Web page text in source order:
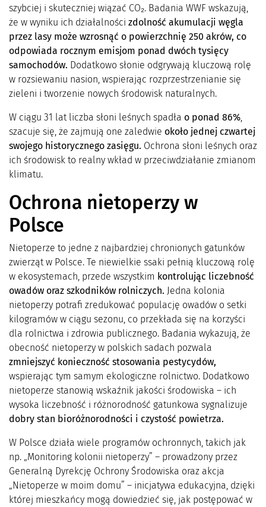
szybciej i skuteczniej wiązać CO₂. Badania WWF wskazują,
że w wyniku ich działalności zdolność akumulacji węgla
przez lasy może wzrosnąć o powierzchnię 250 akrów, co
odpowiada rocznym emisjom ponad dwóch tysięcy
samochodów. Dodatkowo słonie odgrywają kluczową rolę
w rozsiewaniu nasion, wspierając rozprzestrzenianie się
zieleni i tworzenie nowych środowisk naturalnych.
W ciągu 31 lat liczba słoni leśnych spadła o ponad 86%,
szacuje się, że zajmują one zaledwie około jednej czwartej
swojego historycznego zasięgu. Ochrona słoni leśnych oraz
ich środowisk to realny wkład w przeciwdziałanie zmianom
klimatu.
Ochrona nietoperzy w
Polsce
Nietoperze to jedne z najbardziej chronionych gatunków
zwierząt w Polsce. Te niewielkie ssaki pełnią kluczową rolę
w ekosystemach, przede wszystkim kontrolując liczebność
owadów oraz szkodników rolniczych. Jedna kolonia
nietoperzy potrafi zredukować populację owadów o setki
kilogramów w ciągu sezonu, co przekłada się na korzyści
dla rolnictwa i zdrowia publicznego. Badania wykazują, że
obecność nietoperzy w polskich sadach pozwala
zmniejszyć konieczność stosowania pestycydów,
wspierając tym samym ekologiczne rolnictwo. Dodatkowo
nietoperze stanowią wskaźnik jakości środowiska – ich
wysoka liczebność i różnorodność gatunkowa sygnalizuje
dobry stan bioróżnorodności i czystość powietrza.
W Polsce działa wiele programów ochronnych, takich jak
np. „Monitoring kolonii nietoperzy” – prowadzony przez
Generalną Dyrekcję Ochrony Środowiska oraz akcja
„Nietoperze w moim domu” – inicjatywa edukacyjna, dzięki
której mieszkańcy mogą dowiedzieć się, jak postępować w